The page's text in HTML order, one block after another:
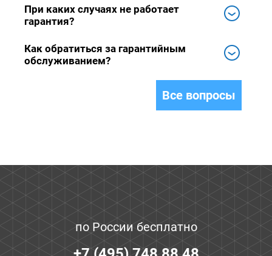
При каких случаях не работает
гарантия?
Как обратиться за гарантийным
обслуживанием?
Все вопросы
по России бесплатно